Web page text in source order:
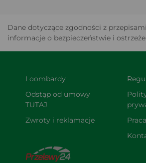
Dane dotyczące zgodności z
informacje o bezpieczeństwie i
Loombardy
Odstąp od umowy
TUTAJ
Zwroty i reklamacje
Praca